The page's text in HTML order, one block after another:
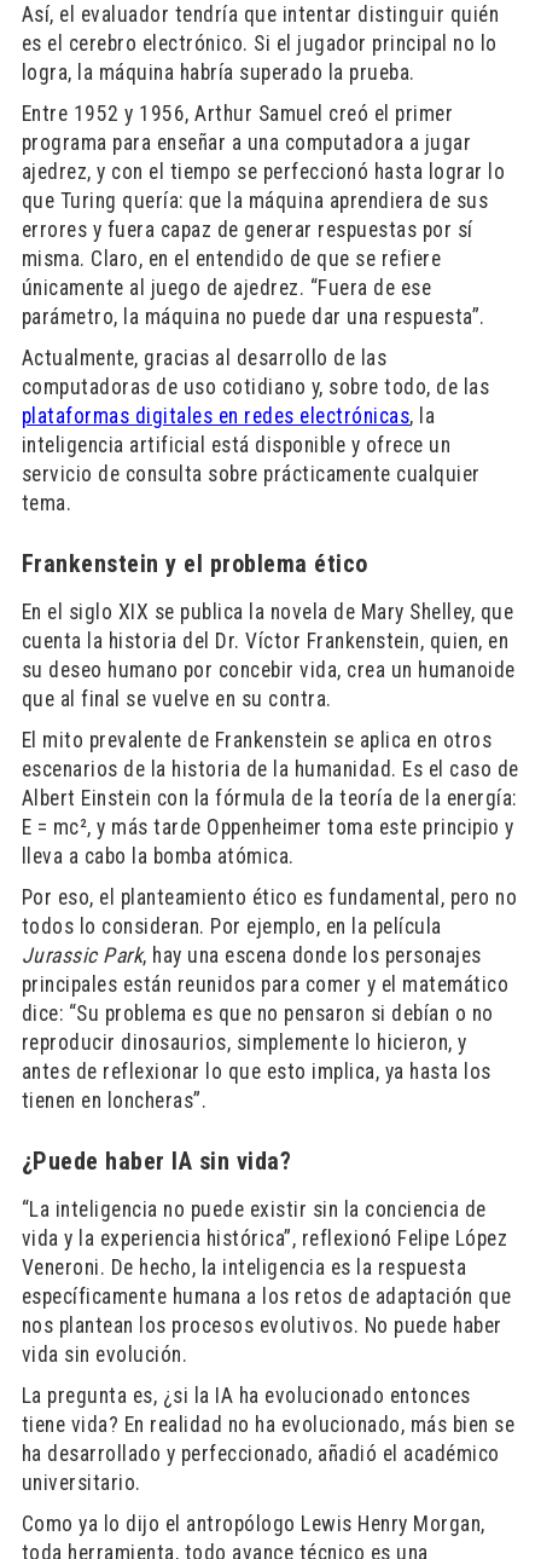
Así, el evaluador tendría que intentar distinguir quién
es el cerebro electrónico. Si el jugador principal no lo
logra, la máquina habría superado la prueba.
Entre 1952 y 1956, Arthur Samuel creó el primer
programa para enseñar a una computadora a jugar
ajedrez, y con el tiempo se perfeccionó hasta lograr lo
que Turing quería: que la máquina aprendiera de sus
errores y fuera capaz de generar respuestas por sí
misma. Claro, en el entendido de que se refiere
únicamente al juego de ajedrez. “Fuera de ese
parámetro, la máquina no puede dar una respuesta”.
Actualmente, gracias al desarrollo de las
computadoras de uso cotidiano y, sobre todo, de las
plataformas digitales en redes electrónicas, la
inteligencia artificial está disponible y ofrece un
servicio de consulta sobre prácticamente cualquier
tema.
Frankenstein y el problema ético
En el siglo XIX se publica la novela de Mary Shelley, que
cuenta la historia del Dr. Víctor Frankenstein, quien, en
su deseo humano por concebir vida, crea un humanoide
que al final se vuelve en su contra.
El mito prevalente de Frankenstein se aplica en otros
escenarios de la historia de la humanidad. Es el caso de
Albert Einstein con la fórmula de la teoría de la energía:
E = mc², y más tarde Oppenheimer toma este principio y
lleva a cabo la bomba atómica.
Por eso, el planteamiento ético es fundamental, pero no
todos lo consideran. Por ejemplo, en la película
Jurassic Park, hay una escena donde los personajes
principales están reunidos para comer y el matemático
dice: “Su problema es que no pensaron si debían o no
reproducir dinosaurios, simplemente lo hicieron, y
antes de reflexionar lo que esto implica, ya hasta los
tienen en loncheras”.
¿Puede haber IA sin vida?
“La inteligencia no puede existir sin la conciencia de
vida y la experiencia histórica”, reflexionó Felipe López
Veneroni. De hecho, la inteligencia es la respuesta
específicamente humana a los retos de adaptación que
nos plantean los procesos evolutivos. No puede haber
vida sin evolución.
La pregunta es, ¿si la IA ha evolucionado entonces
tiene vida? En realidad no ha evolucionado, más bien se
ha desarrollado y perfeccionado, añadió el académico
universitario.
Como ya lo dijo el antropólogo Lewis Henry Morgan,
toda herramienta, todo avance técnico es una